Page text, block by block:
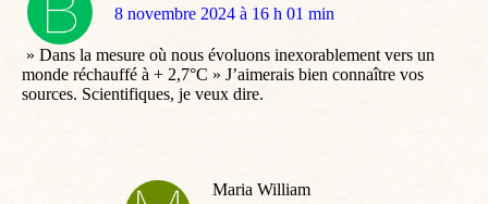
dit
8 novembre 2024 à 16 h 01 min
» Dans la mesure où nous évoluons inexorablement vers un
monde réchauffé à + 2,7°C » J’aimerais bien connaître vos
sources. Scientifiques, je veux dire.
Maria William